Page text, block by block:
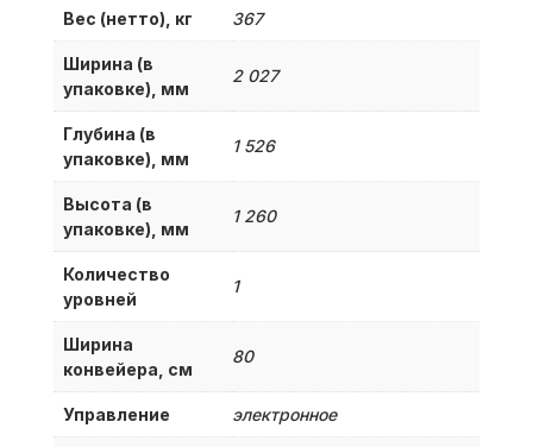
Вес (нетто), кг 367
Ширина (в
упаковке), мм
2 027
Глубина (в
упаковке), мм
1 526
Высота (в
упаковке), мм
1 260
Количество
уровней
1
Ширина
конвейера, см
80
Управление электронное